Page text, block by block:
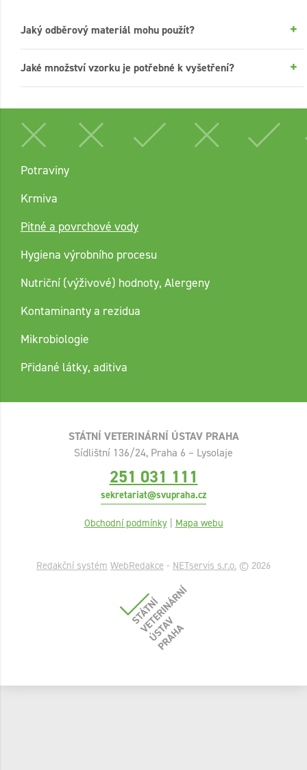
Jaký odběrový materiál mohu použít?
Jaké množství vzorku je potřebné k vyšetření?
Potraviny
Krmiva
Pitné a povrchové vody
Hygiena výrobního procesu
Nutriční (výživové) hodnoty, Alergeny
Kontaminanty a rezidua
Mikrobiologie
Přidané látky, aditiva
STÁTNÍ VETERINÁRNÍ ÚSTAV PRAHA
Sídlištní 136/24, Praha 6 – Lysolaje
251 031 111
sekretariat@svupraha.cz
Obchodní podmínky | Mapa webu
Redakční systém WebRedakce - NETservis s.r.o. © 2026